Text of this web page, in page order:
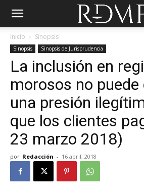
Inicio Sinopsis
Sinopsis Sinopsis de Jurisprudencia
La inclusión en
morosos no
una presión
que los clientes
23 marzo 2018)
por Redacción - 16 abril, 2018